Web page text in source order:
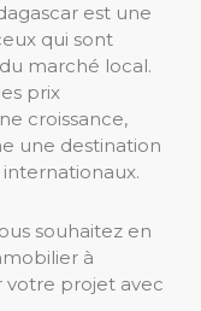
est une
qui sont
marché local.
prix
croissance,
une destination
souhaitez en
à
votre projet avec